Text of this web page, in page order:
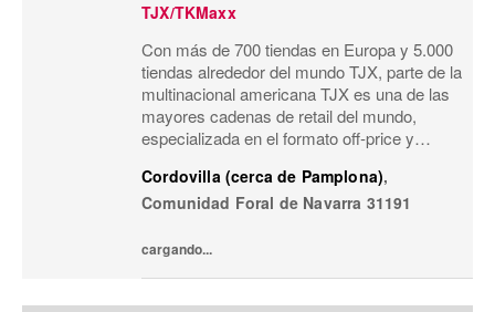
TJX/TKMaxx
Con más de 700 tiendas en Europa y 5.000
tiendas alrededor del mundo TJX, parte de la
multinacional americana TJX es una de las
mayores cadenas de retail del mundo,
especializada en el formato off-price y
Primeras marcas, calidad, variedad y moda
a...
Cordovilla (cerca de Pamplona),
Comunidad Foral de Navarra 31191
cargando...